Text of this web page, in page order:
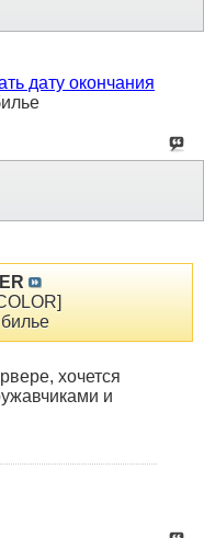
дату окончания
хочется
и